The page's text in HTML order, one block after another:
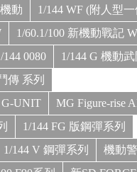
動
1/144 WF (附人型
1/60.1/100 新機動戰記 W
144 0080
1/144 G 機動
傳 系列
G-UNIT
MG Figure-rise
1/144 FG 版鋼彈系列
1/144 V 鋼彈系列
機動